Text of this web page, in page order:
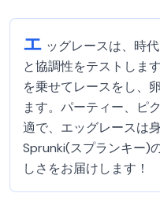
エ ッグレースは、時
と協調性をテストしま
を乗せてレースをし、
ます。パーティー、ピ
適で、エッグレースは
Sprunki(スプランキー)
しさをお届けします！